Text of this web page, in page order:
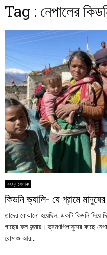
Tag : নেপালের
রহস্য রোমাঞ্চ
কিডনি ভ্যালি- যে গ্রামে
তাদের বোঝানো হয়েছিল, একটি কিডনি দিয়ে
গাছের ফল জন্মায়। ভ্রমণপিপাসুদের কাছে
রোমাঞ্চ আর...